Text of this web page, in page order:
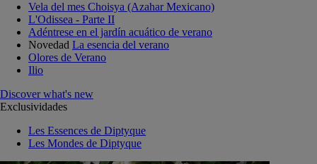
Vela del mes Choisya (Azahar Mexicano)
L'Odissea - Parte II
Adéntrese en el jardín acuático de verano
Novedad La esencia del verano
Olores de Verano
Ilio
Discover what's new
Exclusividades
Les Essences de Diptyque
Les Mondes de Diptyque